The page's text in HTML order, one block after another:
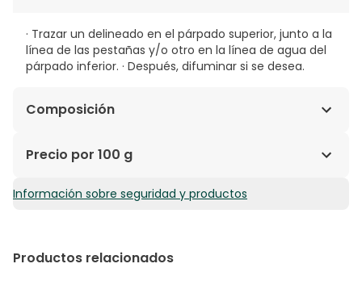
· Trazar un delineado en el párpado superior, junto a la
línea de las pestañas y/o otro en la línea de agua del
párpado inferior. · Después, difuminar si se desea.
Composición
C10-18 TRIGLYCERIDES, MICA, HYDROGENATED
SYNTHETIC JAPAN WAX, BUTYROSPERMUM PARKII (SHEA)
BUTTER, TOCOPHEROL, ASCORBYL PALMITATE, CI 77492
Precio por 100 g
372,00€ / 100 g
Información sobre seguridad y productos
Productos relacionados